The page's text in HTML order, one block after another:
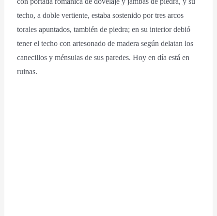
techo, a doble vertiente, estaba sostenido por tres arcos
torales apuntados, también de piedra; en su interior debió
tener el techo con artesonado de madera según delatan los
canecillos y ménsulas de sus paredes. Hoy en día está en
ruinas.